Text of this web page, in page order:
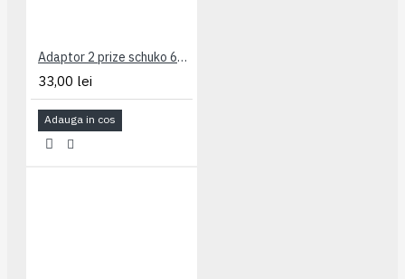
Adaptor 2 prize schuko 694516 Legrand
33,00 lei
Adauga in cos